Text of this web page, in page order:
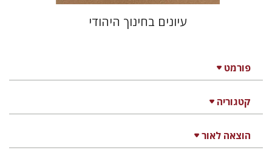
פורמט
קטגוריה
הוצאה לאור
עיונים בחינוך היהודי